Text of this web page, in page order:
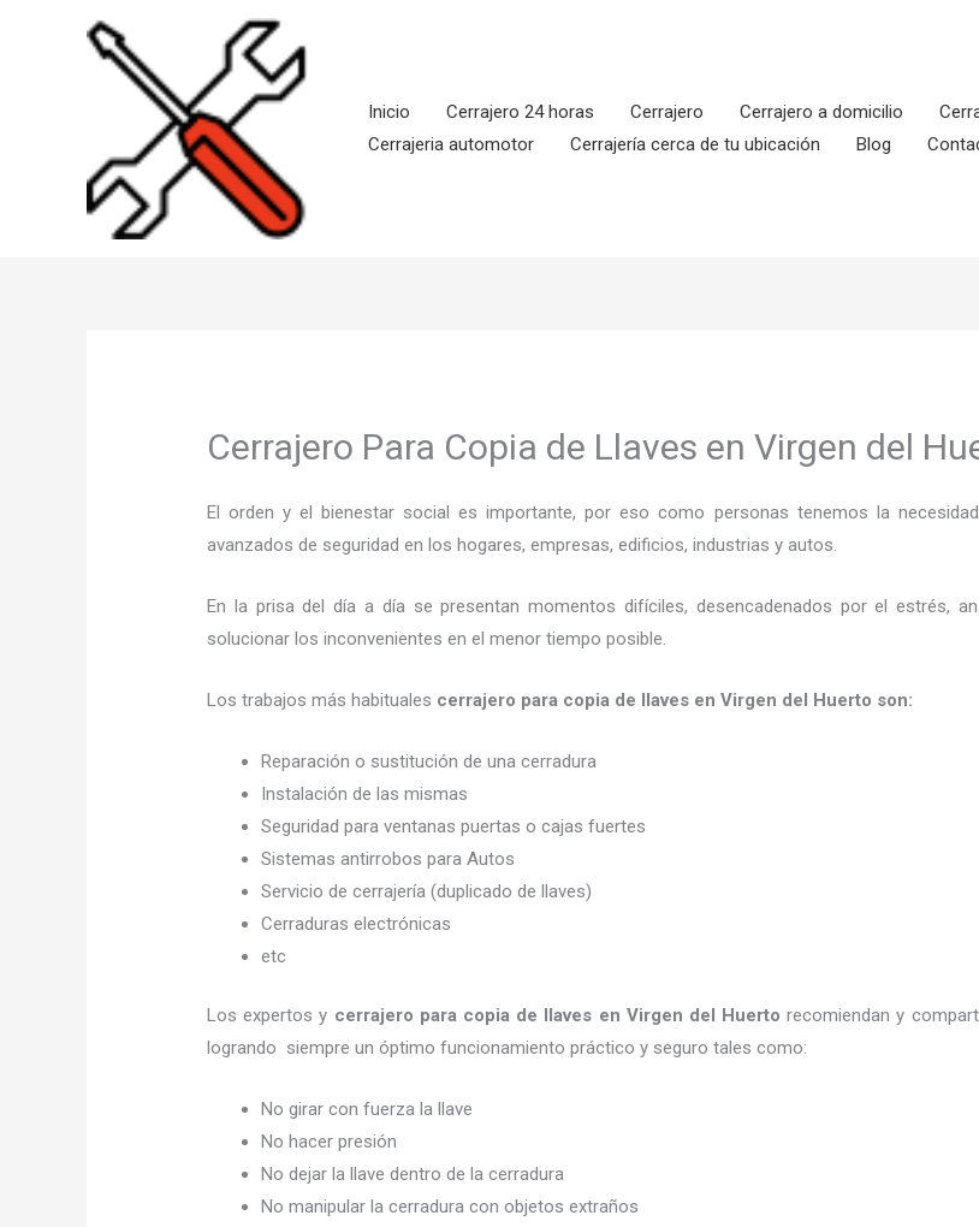
Inicio
Cerrajero 24 horas Cerrajero Cerrajero a domicilio
Cerrajeria automotor
Cerrajería cerca de tu ubicación Blog
Cerrajero Para Copia de Llaves en Virgen del
El orden y el bienestar social es importante, por eso como personas tenemos la
avanzados de seguridad en los hogares, empresas, edificios, industrias y autos.
En la prisa del día a día se presentan momentos difíciles, desencadenados por el estrés,
solucionar los inconvenientes en el menor tiempo posible.
Los trabajos más habituales cerrajero para copia de llaves en Virgen del Huerto son:
Reparación o sustitución de una cerradura
Instalación de las mismas
Seguridad para ventanas puertas o cajas fuertes
Sistemas antirrobos para Autos
Servicio de cerrajería (duplicado de llaves)
Cerraduras electrónicas
etc
Los expertos y cerrajero para copia de llaves en Virgen del Huerto recomiendan y
logrando siempre un óptimo funcionamiento práctico y seguro tales como:
No girar con fuerza la llave
No hacer presión
No dejar la llave dentro de la cerradura
No manipular la cerradura con objetos extraños